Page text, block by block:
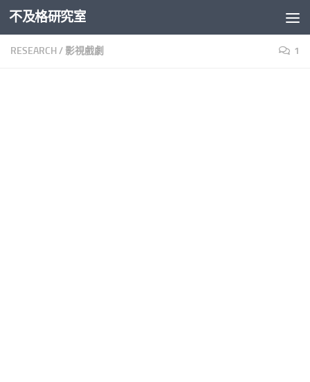
Skip to content
不及格研究室
RESEARCH/ 影視戲劇 1